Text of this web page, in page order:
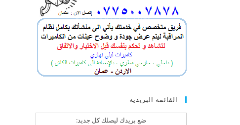
القائمه البريديه
ضع بريدك ليصلك كل جديد: